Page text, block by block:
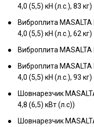
4,0 (5,5) кН (л.с.), 83 кг)
Виброплита
4,0 (5,5) кН (л.с.), 62 кг)
Виброплита MASALTA
Виброплита
4,0 (5,5) кН (л.с.), 93 кг)
Шовнарезчик
4,8 (6,5) кВт (л.с))
Шовнарезчик